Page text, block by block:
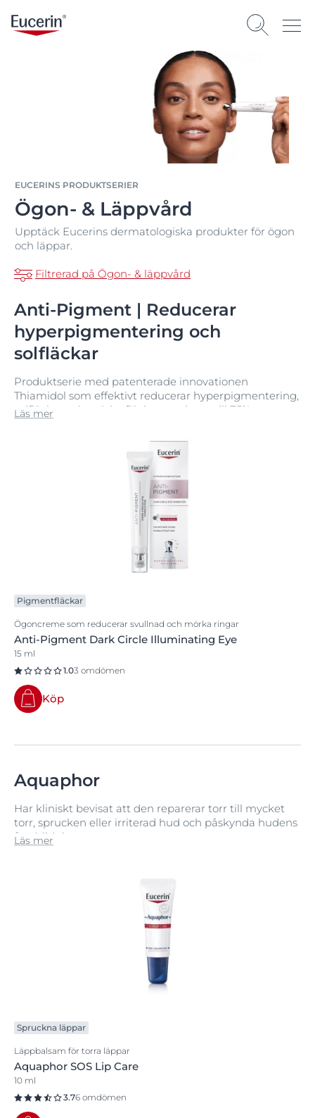
EUCERINS PRODUKTSERIER
Ögon- & Läppvård
Upptäck Eucerins dermatologiska produkter för ögon
och läppar.
Filtrerad på Ögon- & läppvård
Anti-Pigment | Reducerar
hyperpigmentering och
solfläckar
Produktserie med patenterade innovationen
Thiamidol som effektivt reducerar hyperpigmentering,
solfläckar och mörka fläckar med upp till 75% samt
Läs mer
Pigmentfläckar
Ögoncreme som reducerar svullnad och mörka ringar
Anti-Pigment Dark Circle Illuminating Eye
15 ml
1.03 omdömen
Köp
Aquaphor
Har kliniskt bevisat att den reparerar torr till mycket
torr, sprucken eller irriterad hud och påskynda hudens
återbildning.
Läs mer
Spruckna läppar
Läppbalsam för torra läppar
Aquaphor SOS Lip Care
10 ml
3.76 omdömen